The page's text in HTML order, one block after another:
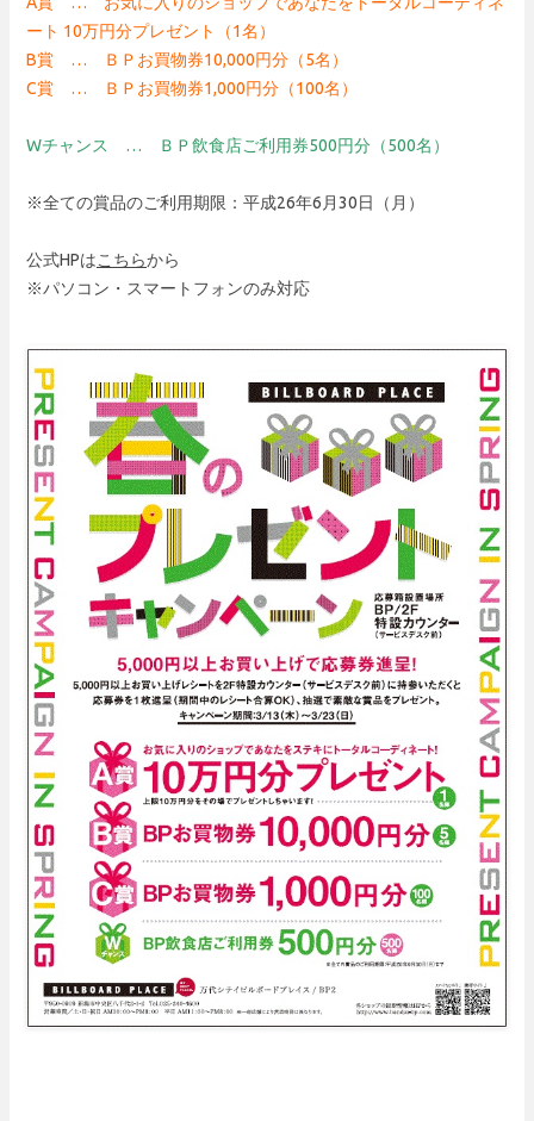
ート 10万円分プレゼント（1名）
B賞 … ＢＰお買物券10,000円分（5名）
C賞 … ＢＰお買物券1,000円分（100名）
Wチャンス … ＢＰ飲食店ご利用券500円分（500名）
※全ての賞品のご利用期限：平成26年6月30日（月）
公式HPはこちらから
※パソコン・スマートフォンのみ対応